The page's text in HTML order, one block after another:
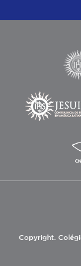
Copyright.